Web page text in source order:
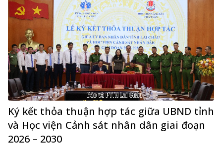
Ký kết thỏa thuận hợp tác giữa UBND tỉnh
và Học viện Cảnh sát nhân dân giai đoạn
2026 – 2030